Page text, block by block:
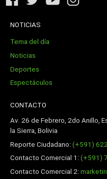
NOTICIAS
Tema del día
Noticias
Deportes
Espectáculos
CONTACTO
Av. 26 de Febrero, 2do Anillo,
la Sierra, Bolivia
Reporte Ciudadano:(+591)
Contacto Comercial 1:(+591)
Contacto Comercial 2: